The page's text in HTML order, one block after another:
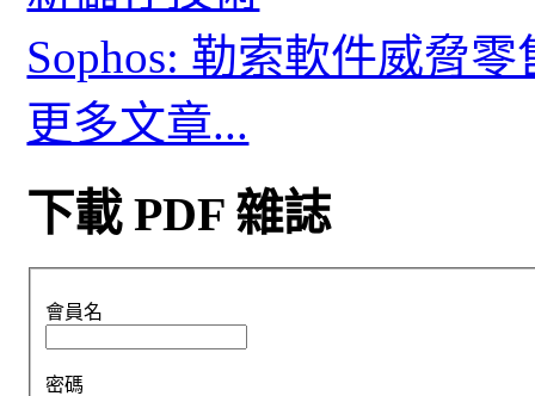
Sophos: 勒索軟件威脅
更多文章...
下載 PDF 雜誌
會員名
密碼